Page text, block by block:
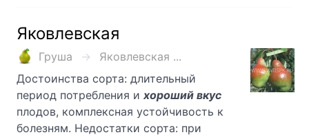
Яковлевская
Груша
Яковлевская ...
Достоинства сорта: длительный
период потребления и хороший вкус
плодов, комплексная устойчивость к
болезням. Недостатки сорта: при